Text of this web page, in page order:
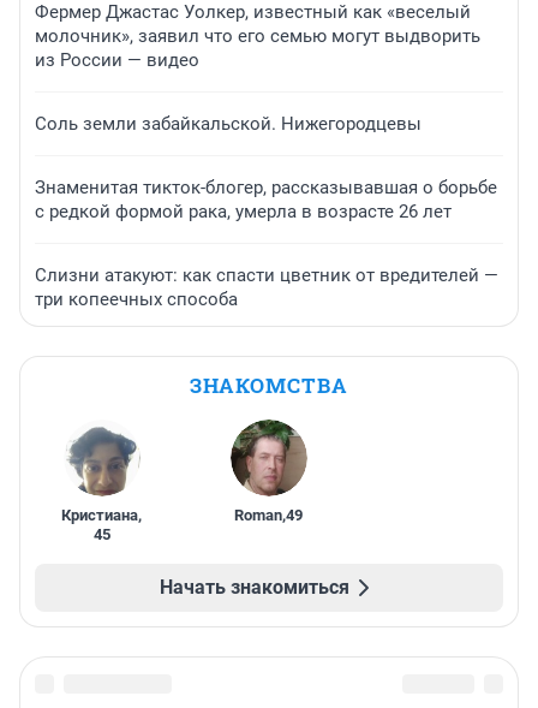
Фермер Джастас Уолкер, известный как «веселый
молочник», заявил что его семью могут выдворить
из России — видео
Соль земли забайкальской. Нижегородцевы
Знаменитая тикток-блогер, рассказывавшая о борьбе
с редкой формой рака, умерла в возрасте 26 лет
Слизни атакуют: как спасти цветник от вредителей —
три копеечных способа
ЗНАКОМСТВА
Кристиана,
45
Roman,49
Начать знакомиться